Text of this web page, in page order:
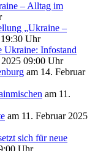
– Alltag im
„Ukraine –
Uhr
Ukraine: Infostand
09:00 Uhr
am 14. Februar
am 11.
am 11. Februar 2025
sich für neue
Uhr